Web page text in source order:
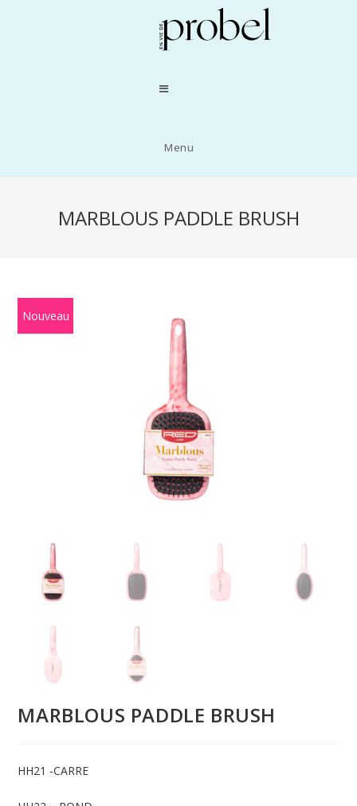
Menu
MARBLOUS PADDLE BRUSH
Nouveau
MARBLOUS PADDLE BRUSH
HH21 -CARRE